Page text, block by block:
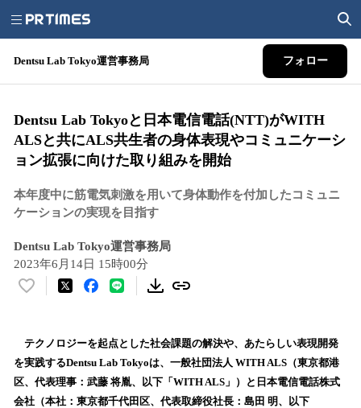
Dentsu Lab Tokyo運営事務局 フォロー
Dentsu Lab Tokyoと日本電信電話(NTT)がWITH
ALSと共にALS共生者の身体表現やコミュニケーシ
ョン拡張に向けた取り組みを開始
本年度中に筋電気刺激を用いて身体動作を付加したコミュニ
ケーションの実現を目指す
Dentsu Lab Tokyo運営事務局
2023年6月14日 15時00分
い
！
数
を
読
テクノロジーを起点とした社会課題の解決や、あたらしい表現開発
を実践するDentsu Lab Tokyoは、一般社団法人 WITH ALS（東京都港
区、代表理事：武藤 将胤、以下「WITH ALS」）と日本電信電話株式
会社（本社：東京都千代田区、代表取締役社長：島田 明、以下